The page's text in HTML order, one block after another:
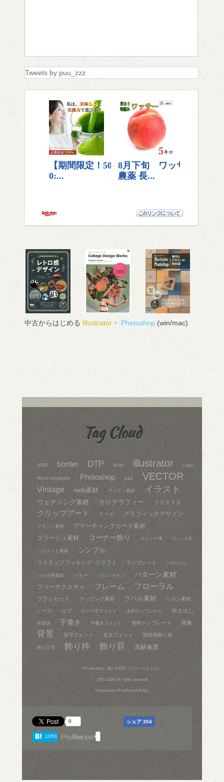
Tweets by puu_zzz
中古からはじめる Illustrator ・Photoshop (win/mac)
Tag Cloud
ABR border DTP icon illustrator Logo
Menu-templates Photoshop psd VECTOR
Vintage web素材 アジアン素材 イラスト
ウェディング素材 カリグラフィー クリスマス
クリップアート クール グラフィックデザイン
グランジ素材 グリーティングカード素材
コラージュ素材 コーナー飾り ゴシック体 ゴシック系
シルエット素材 シンプル
スクラップブッキング･クラフト テンプレート トロピカル
ハガキ用素材 バナー バレンタイン パターン素材
フリーテクスチャ フレーム フローラル
ブラシセット ラッピング素材 ラベル素材 リボン素材
レース ロゴ ローマ字フォント 名刺テンプレート 吹き出し
年賀状 手書き 手書きフォント 無料テンプレート 画像
背景 英字フォント 英文フォント 賞状用飾り枠
飾り文字 飾り枠 飾り罫 高解像度
©Free-Style – ALL FREE（フリースタイル）
2010-2026. All rights reserved
Powered by WordPress6.9.6(x)
0 シェア 354
1050 Pocket
Pocket